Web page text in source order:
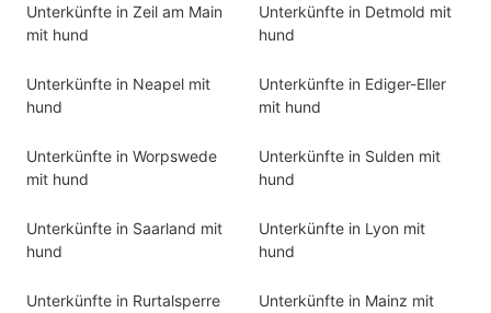
Unterkünfte in Zeil am Main
mit hund
Unterkünfte in Detmold mit
hund
Unterkünfte in Neapel mit
hund
Unterkünfte in Ediger-Eller
mit hund
Unterkünfte in Worpswede
mit hund
Unterkünfte in Sulden mit
hund
Unterkünfte in Saarland mit
hund
Unterkünfte in Lyon mit
hund
Unterkünfte in Rurtalsperre
Unterkünfte in Mainz mit